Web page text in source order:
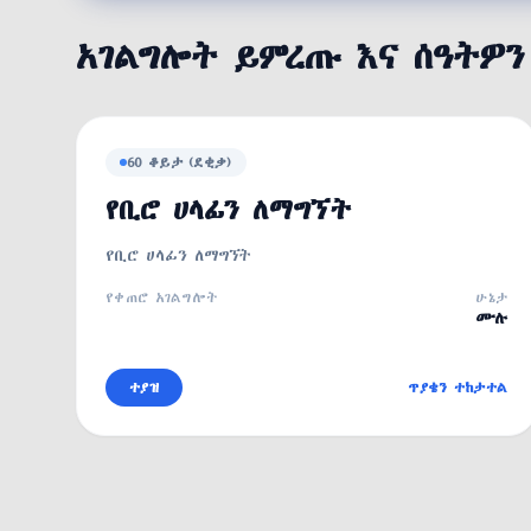
አገልግሎት ይምረጡ እና
60 ቆይታ (ደቂቃ)
የቢሮ ሀላፊን ለማግኘት
የቢሮ ሀላፊን ለማግኘት
የቀጠሮ አገልግሎት ሁኔታ
ሙሉ
ተያዝ ጥያቄን ተከታተል